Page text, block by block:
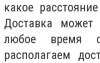
какое
Доставка может
любое время
располагаем